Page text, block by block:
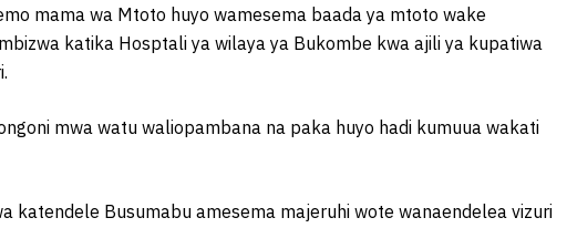
mama wa Mtoto huyo wamesema baada ya mtoto wake
katika Hosptali ya wilaya ya Bukombe kwa ajili ya kupatiwa
mwa watu waliopambana na paka huyo hadi kumuua wakati
katendele Busumabu amesema majeruhi wote wanaendelea vizuri